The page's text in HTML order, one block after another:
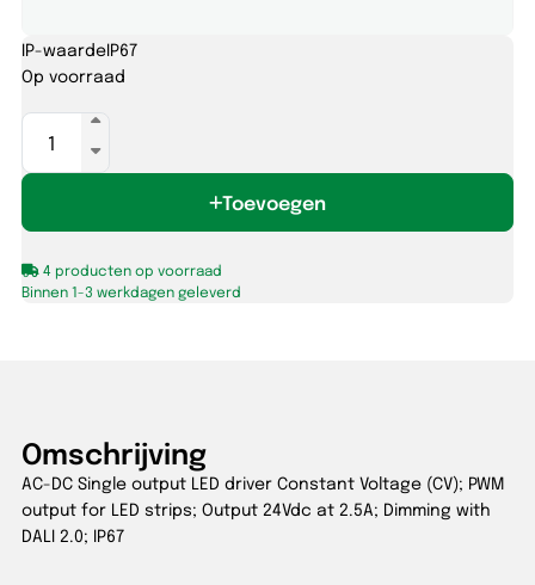
IP-waardeIP67
Op voorraad
AC-
LED
(CV)
2
Toevoegen
4 producten op voorraad
Binnen 1-3 werkdagen geleverd
Omschrijving
AC-DC Single output LED driver Constant Voltage (CV); PWM
output for LED strips; Output 24Vdc at 2.5A; Dimming with
DALI 2.0; IP67